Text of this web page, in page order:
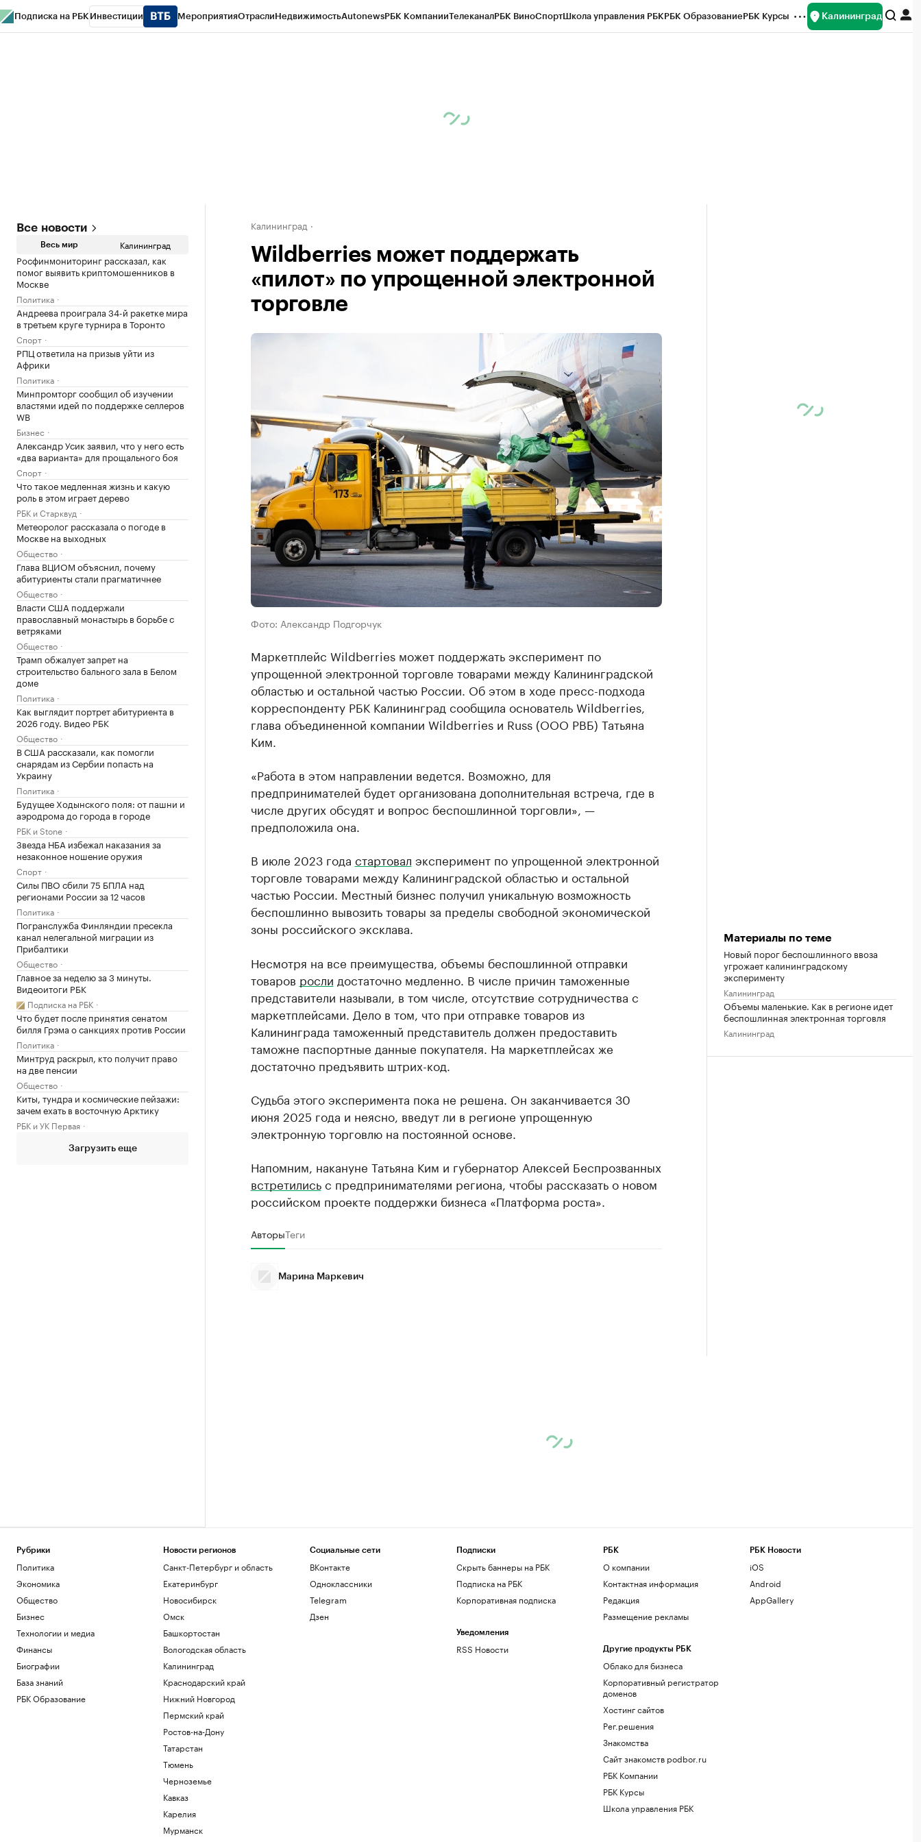
Подписка на РБК Инвестиции МероприятияОтраслиНедвижимостьAutonewsРБК КомпанииТелеканалРБК ВиноСпортШкола управления РБКРБК ОбразованиеРБК Курсы Калининград
Все новости
Весь мир Калининград
Росфинмониторинг рассказал, как
помог выявить криптомошенников в
Москве
Политика
Андреева проиграла 34-й ракетке мира
в третьем круге турнира в Торонто
Спорт
РПЦ ответила на призыв уйти из
Африки
Политика
Минпромторг сообщил об изучении
властями идей по поддержке селлеров
WB
Бизнес
Александр Усик заявил, что у него есть
«два варианта» для прощального боя
Спорт
Что такое медленная жизнь и какую
роль в этом играет дерево
РБК и Старквуд
Метеоролог рассказала о погоде в
Москве на выходных
Общество
Глава ВЦИОМ объяснил, почему
абитуриенты стали прагматичнее
Общество
Власти США поддержали
православный монастырь в борьбе с
ветряками
Общество
Трамп обжалует запрет на
строительство бального зала в Белом
доме
Политика
Как выглядит портрет абитуриента в
2026 году. Видео РБК
Общество
В США рассказали, как помогли
снарядам из Сербии попасть на
Украину
Политика
Будущее Ходынского поля: от пашни и
аэродрома до города в городе
РБК и Stone
Звезда НБА избежал наказания за
незаконное ношение оружия
Спорт
Силы ПВО сбили 75 БПЛА над
регионами России за 12 часов
Политика
Погранслужба Финляндии пресекла
канал нелегальной миграции из
Прибалтики
Общество
Главное за неделю за 3 минуты.
Видеоитоги РБК
Подписка на РБК
Что будет после принятия сенатом
билля Грэма о санкциях против России
Политика
Минтруд раскрыл, кто получит право
на две пенсии
Общество
Киты, тундра и космические пейзажи:
зачем ехать в восточную Арктику
РБК и УК Первая
Загрузить еще
Калининград
Wildberries может поддержать
«пилот» по упрощенной электронной
торговле
Фото: Александр Подгорчук
Маркетплейс Wildberries может поддержать эксперимент по
упрощенной электронной торговле товарами между Калининградской
областью и остальной частью России. Об этом в ходе пресс-подхода
корреспонденту РБК Калининград сообщила основатель Wildberries,
глава объединенной компании Wildberries и Russ (ООО РВБ) Татьяна
Ким.
«Работа в этом направлении ведется. Возможно, для
предпринимателей будет организована дополнительная встреча, где в
числе других обсудят и вопрос беспошлинной торговли», —
предположила она.
В июле 2023 года стартовал эксперимент по упрощенной электронной
торговле товарами между Калининградской областью и остальной
частью России. Местный бизнес получил уникальную возможность
беспошлинно вывозить товары за пределы свободной экономической
зоны российского эксклава.
Несмотря на все преимущества, объемы беспошлинной отправки
товаров росли достаточно медленно. В числе причин таможенные
представители называли, в том числе, отсутствие сотрудничества с
маркетплейсами. Дело в том, что при отправке товаров из
Калининграда таможенный представитель должен предоставить
таможне паспортные данные покупателя. На маркетплейсах же
достаточно предъявить штрих-код.
Судьба этого эксперимента пока не решена. Он заканчивается 30
июня 2025 года и неясно, введут ли в регионе упрощенную
электронную торговлю на постоянной основе.
Напомним, накануне Татьяна Ким и губернатор Алексей Беспрозванных
встретилисьс предпринимателями региона, чтобы рассказать о новом
российском проекте поддержки бизнеса «Платформа роста».
АвторыТеги
Марина Маркевич
Материалы по теме
Новый порог беспошлинного ввоза
угрожает калининградскому
эксперименту
Калининград
Объемы маленькие. Как в регионе идет
беспошлинная электронная торговля
Калининград
Рубрики
Политика
Экономика
Общество
Бизнес
Технологии и медиа
Финансы
Биографии
База знаний
РБК Образование
Новости регионов
Санкт-Петербург и область
Екатеринбург
Новосибирск
Омск
Башкортостан
Вологодская область
Калининград
Краснодарский край
Нижний Новгород
Пермский край
Ростов-на-Дону
Татарстан
Тюмень
Черноземье
Кавказ
Карелия
Мурманск
Социальные сети
ВКонтакте
Одноклассники
Telegram
Дзен
Подписки
Скрыть баннеры на РБК
Подписка на РБК
Корпоративная подписка
Уведомления
RSS Новости
РБК
О компании
Контактная информация
Редакция
Размещение рекламы
Другие продукты РБК
Облако для бизнеса
Корпоративный регистратор
доменов
Хостинг сайтов
Рег.решения
Знакомства
Сайт знакомств podbor.ru
РБК Компании
РБК Курсы
Школа управления РБК
РБК Новости
iOS
Android
AppGallery